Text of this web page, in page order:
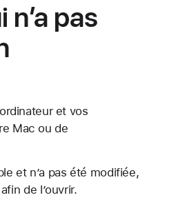
pas
et vos
Mac ou de
et n’a pas été modifiée,
de l’ouvrir.